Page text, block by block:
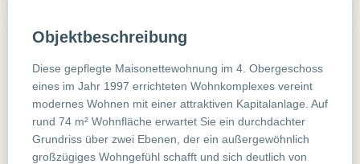
Objektbeschreibung
Diese gepflegte Maisonettewohnung im 4. Obergeschoss
eines im Jahr 1997 errichteten Wohnkomplexes vereint
modernes Wohnen mit einer attraktiven Kapitalanlage. Auf
rund 74 m² Wohnfläche erwartet Sie ein durchdachter
Grundriss über zwei Ebenen, der ein außergewöhnlich
großzügiges Wohngefühl schafft und sich deutlich von